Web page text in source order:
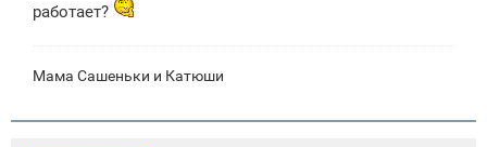
работает?
Мама Сашеньки и Катюши